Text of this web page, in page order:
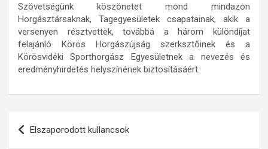
Szövetségünk köszönetet mond mindazon
Horgásztársaknak, Tagegyesületek csapatainak, akik a
versenyen résztvettek, továbbá a három különdíjat
felajánló Körös Horgászújság szerksztőinek és a
Körösvidéki Sporthorgász Egyesületnek a nevezés és
eredményhirdetés helyszínének biztosításáért.
Bejegyzés
navigáció
Elszaporodott kullancsok